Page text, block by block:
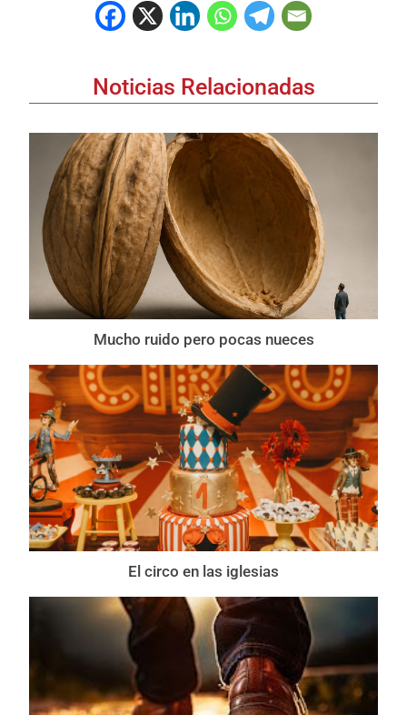
Noticias Relacionadas
Mucho ruido pero pocas nueces
El circo en las iglesias